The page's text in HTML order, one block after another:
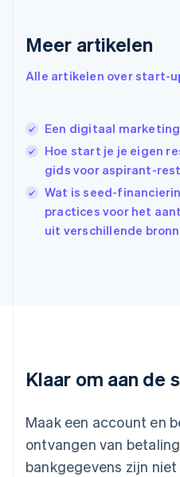
Meer artikelen
Alle artikelen over start-
Een digitaal
Hoe start je je eigen
gids voor aspirant-
Wat is seed-
practices voor het
uit verschillende
Klaar om aan de
Maak een account en
ontvangen van
bankgegevens zijn
Hongarije
Hongkong SAR, China
English
English
Italië
Italiano English
日本語English
Kroatië
FrançaisDeutschEnglish
English
Malta
English
Mexico